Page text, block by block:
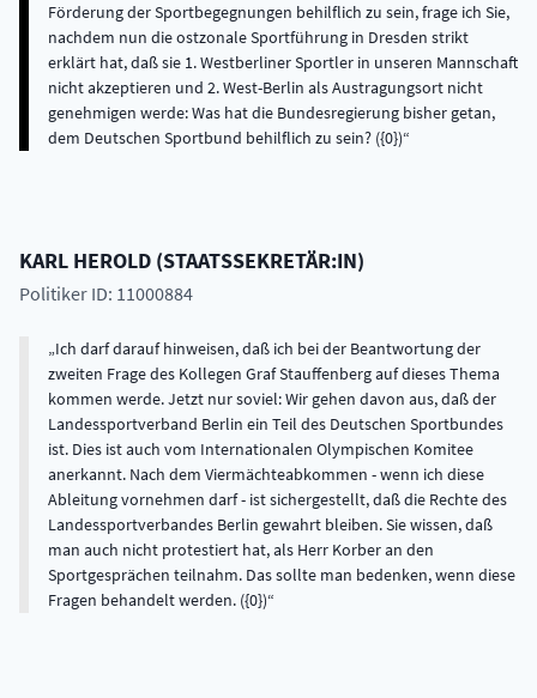
Förderung der Sportbegegnungen behilflich zu sein, frage ich Sie,
nachdem nun die ostzonale Sportführung in Dresden strikt
erklärt hat, daß sie 1. Westberliner Sportler in unseren Mannschaft
nicht akzeptieren und 2. West-Berlin als Austragungsort nicht
genehmigen werde: Was hat die Bundesregierung bisher getan,
dem Deutschen Sportbund behilflich zu sein? ({0})
KARL HEROLD (STAATSSEKRETÄR:IN)
Politiker ID: 11000884
Ich darf darauf hinweisen, daß ich bei der Beantwortung der
zweiten Frage des Kollegen Graf Stauffenberg auf dieses Thema
kommen werde. Jetzt nur soviel: Wir gehen davon aus, daß der
Landessportverband Berlin ein Teil des Deutschen Sportbundes
ist. Dies ist auch vom Internationalen Olympischen Komitee
anerkannt. Nach dem Viermächteabkommen - wenn ich diese
Ableitung vornehmen darf - ist sichergestellt, daß die Rechte des
Landessportverbandes Berlin gewahrt bleiben. Sie wissen, daß
man auch nicht protestiert hat, als Herr Korber an den
Sportgesprächen teilnahm. Das sollte man bedenken, wenn diese
Fragen behandelt werden. ({0})